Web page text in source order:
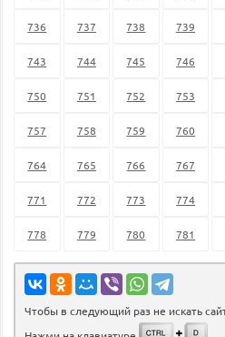
736 737 738 739
743 744 745 746
750 751 752 753
757 758 759 760
764 765 766 767
771 772 773 774
778 779 780 781
Чтобы в следующий раз не искать